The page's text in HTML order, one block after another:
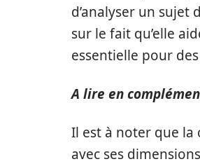
d’analyser un sujet
sur le fait qu’elle
essentielle pour
A lire en
Il est à noter que
avec ses